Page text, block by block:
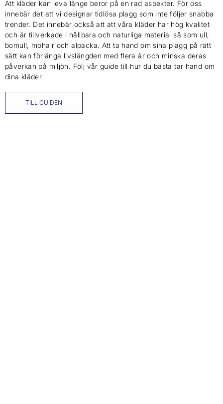
Att kläder kan leva länge beror på en rad aspekter. För oss
innebär det att vi designar tidlösa plagg som inte följer snabba
trender. Det innebär också att att våra kläder har hög kvalitet
och är tillverkade i hållbara och naturliga material så som ull,
bomull, mohair och alpacka. Att ta hand om sina plagg på rätt
sätt kan förlänga livslängden med flera år och minska deras
påverkan på miljön. Följ vår guide till hur du bästa tar hand om
dina kläder.
TILL GUIDEN